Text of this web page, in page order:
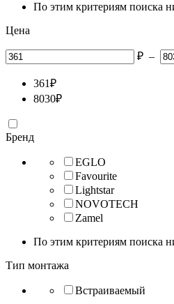
По этим критериям поиска
Цена
₽ –
361₽
8030₽
Бренд
EGLO
Favourite
Lightstar
NOVOTECH
Zamel
По этим критериям поиска
Тип монтажа
Встраиваемый